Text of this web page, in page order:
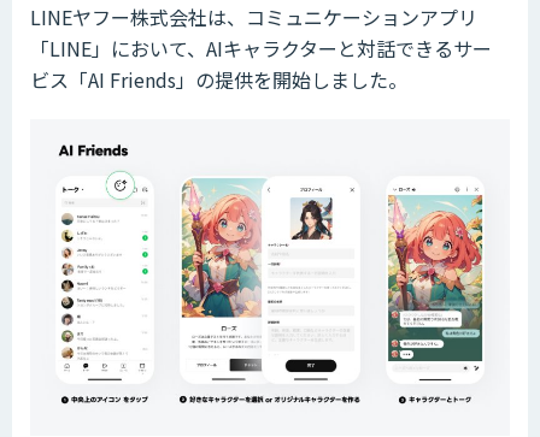
LINEヤフー株式会社は、コミュニケーションアプリ
「LINE」において、AIキャラクターと対話できるサー
ビス「AI Friends」の提供を開始しました。